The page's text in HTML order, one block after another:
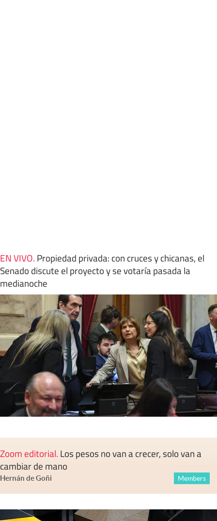
EN VIVO. Propiedad privada: con cruces y chicanas, el
Senado discute el proyecto y se votaría pasada la
medianoche
Zoom editorial. Los pesos no van a crecer, solo van a
cambiar de mano
Hernán de Goñi Members